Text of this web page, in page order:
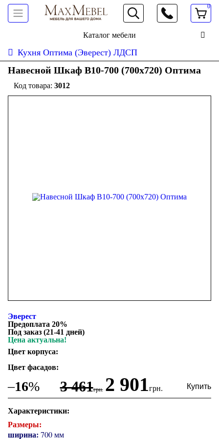
066 472 19 61
0
Каталог мебели
Кухня Оптима (Эверест) ЛДСП
Навесной Шкаф В10-700 (700x720) Оптима
3012
Эверест
Предоплата 20%
Под заказ (21-41 дней)
Цена актуальна!
Цвет корпуса:
Цвет фасадов:
–16% 3 461грн. 2 901грн.
Характеристики:
Размеры:
ширина: 700 мм